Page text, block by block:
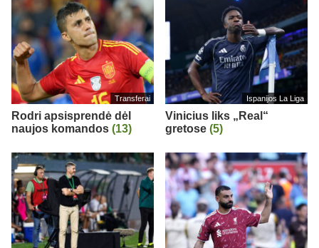
Transferai
Rodri apsisprendė dėl
naujos komandos (13)
Ispanijos La Liga
Vinicius liks „Real“
gretose (5)